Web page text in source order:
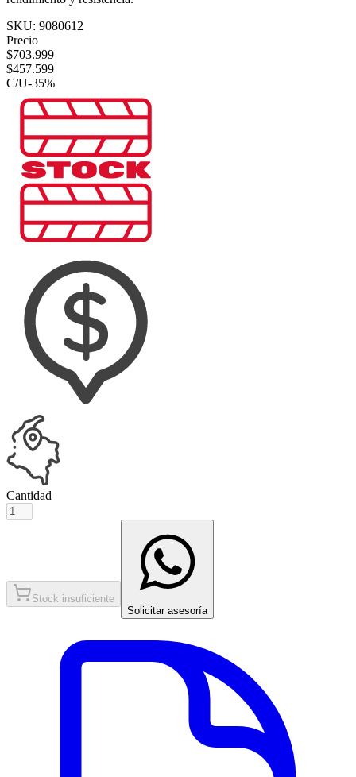
SKU: 9080612
Precio
$703.999
$457.599
C/U-35%
Cantidad
Stock insuficiente
Solicitar asesoría